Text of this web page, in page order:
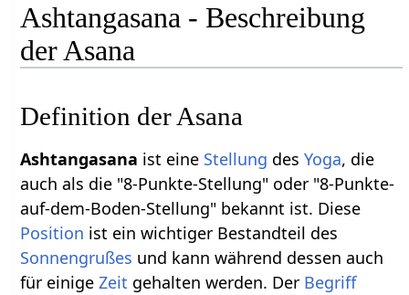
Ashtangasana - Beschreibung
der Asana
Definition der Asana
Ashtangasana ist eine Stellung desYoga, die
auch als die "8-Punkte-Stellung" oder "8-Punkte-
auf-dem-Boden-Stellung" bekannt ist. Diese
Position ist ein wichtiger Bestandteil des
Sonnengrußes und kann während dessen auch
für einigeZeit gehalten werden. Der Begriff